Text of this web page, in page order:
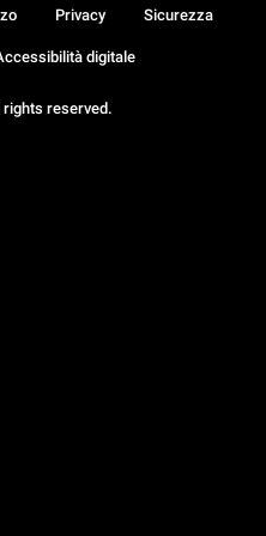
reserved.
Privacy Sicurezza
digitale